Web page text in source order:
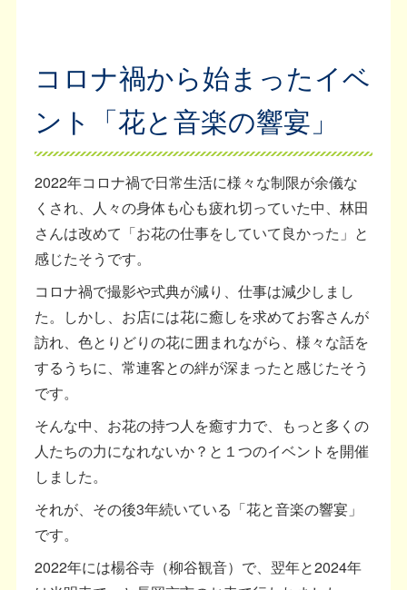
コロナ禍から始まったイベ
ント「花と音楽の響宴」
2022年コロナ禍で日常生活に様々な制限が余儀な
くされ、人々の身体も心も疲れ切っていた中、林田
さんは改めて「お花の仕事をしていて良かった」と
感じたそうです。
コロナ禍で撮影や式典が減り、仕事は減少しまし
た。しかし、お店には花に癒しを求めてお客さんが
訪れ、色とりどりの花に囲まれながら、様々な話を
するうちに、常連客との絆が深まったと感じたそう
です。
そんな中、お花の持つ人を癒す力で、もっと多くの
人たちの力になれないか？と１つのイベントを開催
しました。
それが、その後3年続いている「花と音楽の響宴」
です。
2022年には楊谷寺（柳谷観音）で、翌年と2024年